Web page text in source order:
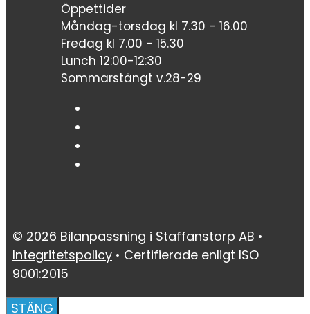
Öppettider
Måndag-torsdag kl 7.30 - 16.00
Fredag kl 7.00 - 15.30
Lunch 12:00-12:30
Sommarstängt v.28-29
© 2026 Bilanpassning i Staffanstorp AB •
Integritetspolicy • Certifierade enligt ISO
9001:2015
STÄNG